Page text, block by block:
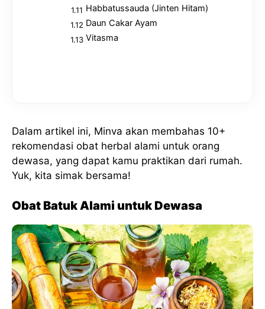
Habbatussauda (Jinten Hitam)
Daun Cakar Ayam
Vitasma
Dalam artikel ini, Minva akan membahas 10+
rekomendasi obat herbal alami untuk orang
dewasa, yang dapat kamu praktikan dari rumah.
Yuk, kita simak bersama!
Obat Batuk Alami untuk Dewasa